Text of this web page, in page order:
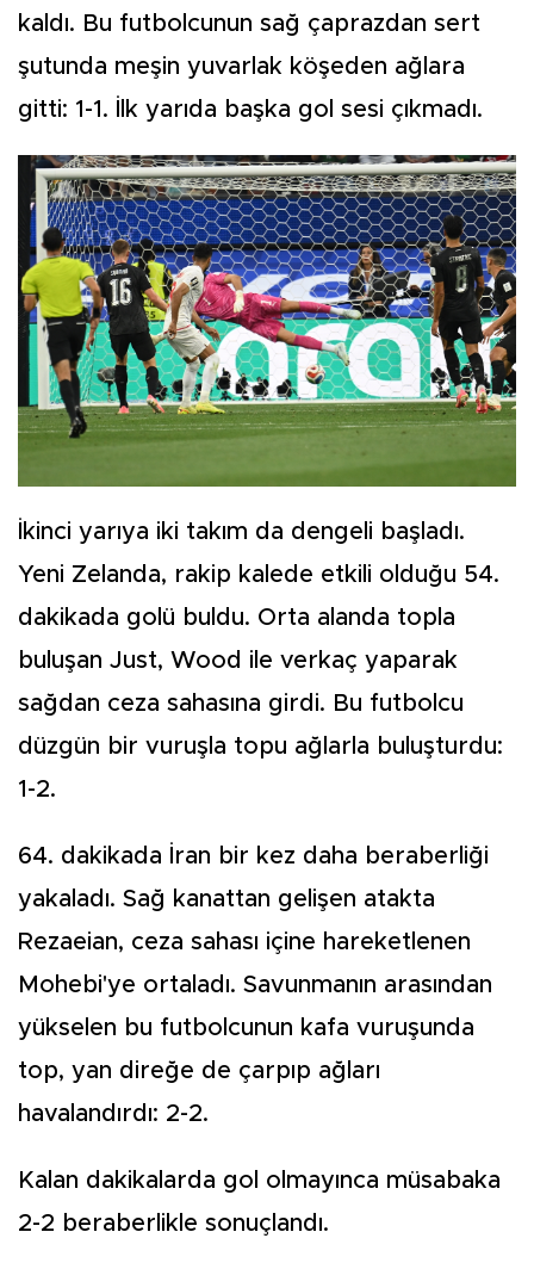
kaldı. Bu futbolcunun sağ çaprazdan sert
şutunda meşin yuvarlak köşeden ağlara
gitti: 1-1. İlk yarıda başka gol sesi çıkmadı.
İkinci yarıya iki takım da dengeli başladı.
Yeni Zelanda, rakip kalede etkili olduğu 54.
dakikada golü buldu. Orta alanda topla
buluşan Just, Wood ile verkaç yaparak
sağdan ceza sahasına girdi. Bu futbolcu
düzgün bir vuruşla topu ağlarla buluşturdu:
1-2.
64. dakikada İran bir kez daha beraberliği
yakaladı. Sağ kanattan gelişen atakta
Rezaeian, ceza sahası içine hareketlenen
Mohebi'ye ortaladı. Savunmanın arasından
yükselen bu futbolcunun kafa vuruşunda
top, yan direğe de çarpıp ağları
havalandırdı: 2-2.
Kalan dakikalarda gol olmayınca müsabaka
2-2 beraberlikle sonuçlandı.